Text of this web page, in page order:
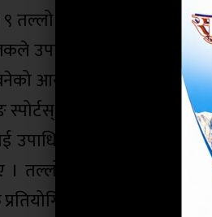
तल्लो वालिङमा शनिबार
उपाधि जितेको हो ।
आयोजकले १५ हजार सहित
सेन्टर टिम ‘ए’ र ‘बी’ ले
जिताउनका लागि
। तल्लो वालिङमा दोस्रो
कुल १६ टिमको